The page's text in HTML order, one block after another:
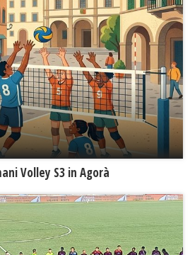
Volley S3 in Agorà